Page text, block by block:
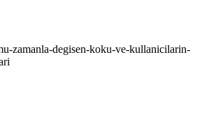
zamanla-degisen-koku-ve-kullanicilarin-